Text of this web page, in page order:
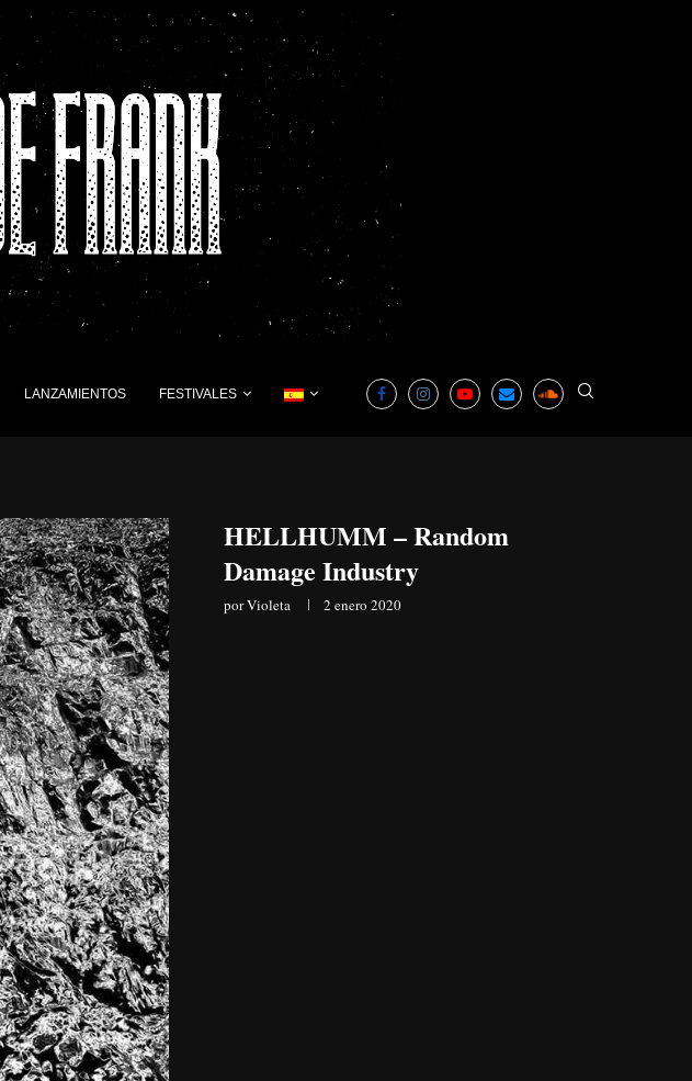
LANZAMIENTOS FESTIVALES
HELLHUMM – Random
Damage Industry
porVioleta 2 enero 2020